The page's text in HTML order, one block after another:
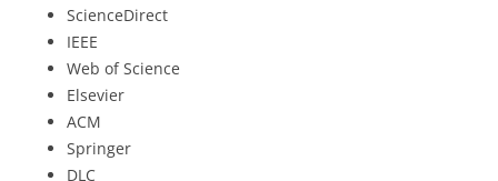
ScienceDirect
IEEE
Web of Science
Elsevier
ACM
Springer
DLC